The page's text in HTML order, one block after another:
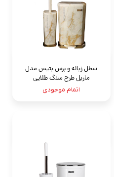
سطل زباله و برس بتیس مدل
ماربل طرح سنگ طلایی
اتمام موجودی